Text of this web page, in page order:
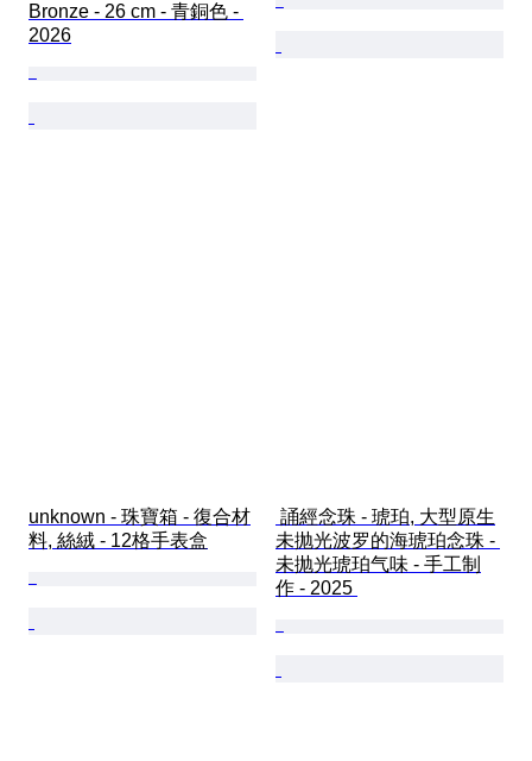
Bronze - 26 cm - 青銅色 -
2026
unknown - 珠寶箱 - 復合材
料, 絲絨 - 12格手表盒
未抛光波罗的海琥珀念珠 -
未抛光琥珀气味 - 手工制
作 - 2025